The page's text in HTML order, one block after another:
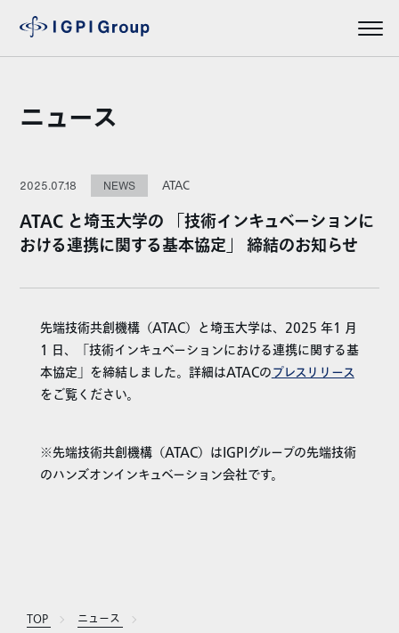
ニュース
2025.07.18 NEWS ATAC
ATAC と埼玉大学の 「技術インキュベーションに
おける連携に関する基本協定」 締結のお知らせ
先端技術共創機構（ATAC）と埼玉大学は、2025 年1 月
1 日、「技術インキュベーションにおける連携に関する基
本協定」を締結しました。詳細はATACのプレスリリース
をご覧ください。
※先端技術共創機構（ATAC）はIGPIグループの先端技術
のハンズオンインキュベーション会社です。
TOP
ニュース